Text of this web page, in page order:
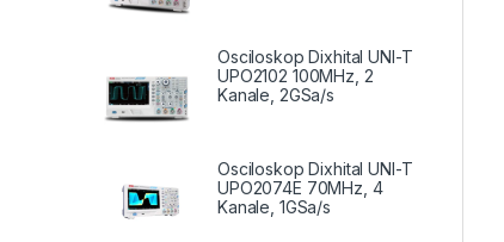
Osciloskop Dixhital UNI-T
UPO2102 100MHz, 2
Kanale, 2GSa/s
Osciloskop Dixhital UNI-T
UPO2074E 70MHz, 4
Kanale, 1GSa/s